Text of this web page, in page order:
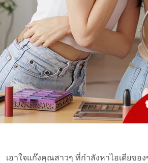
เอาใจแก๊งคุณสาวๆ ที่กำลังหาไอเดียขอ